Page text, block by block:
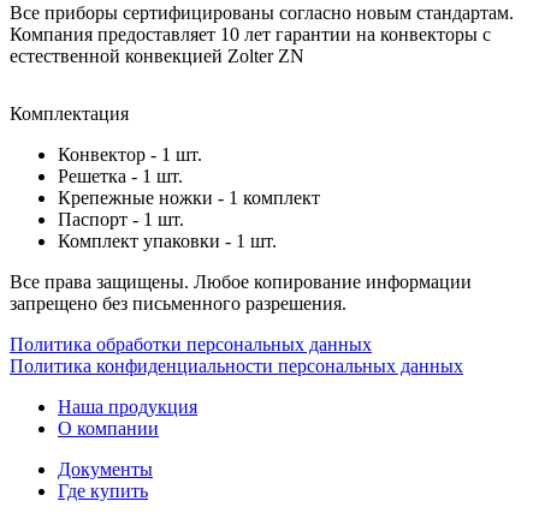
Все приборы сертифицированы согласно новым стандартам.
Компания предоставляет 10 лет гарантии на конвекторы с
естественной конвекцией Zolter ZN
Комплектация
Конвектор - 1 шт.
Решетка - 1 шт.
Крепежные ножки - 1 комплект
Паспорт - 1 шт.
Комплект упаковки - 1 шт.
Все права защищены. Любое копирование информации
запрещено без письменного разрешения.
Политика обработки персональных данных
Политика конфиденциальности персональных данных
Наша продукция
О компании
Документы
Где купить